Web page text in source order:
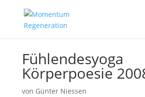
Fühlendesyoga
Körperpoesie
von Günter Niessen